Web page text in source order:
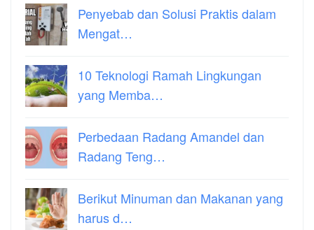
Penyebab dan Solusi Praktis dalam
Mengat…
10 Teknologi Ramah Lingkungan
yang Memba…
Perbedaan Radang Amandel dan
Radang Teng…
Berikut Minuman dan Makanan yang
harus d…